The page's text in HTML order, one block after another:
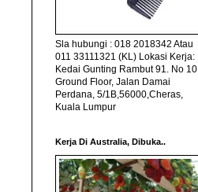
Sla hubungi : 018 2018342 Atau
011 33111321 (KL) Lokasi Kerja:
Kedai Gunting Rambut 91. No 10
Ground Floor, Jalan Damai
Perdana, 5/1B,56000,Cheras,
Kuala Lumpur
Kerja Di Australia, Dibuka..